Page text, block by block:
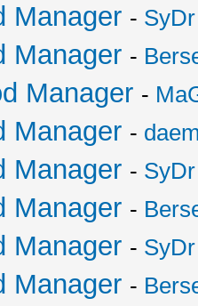
Manager - SyDr
Manager -
Manager -
Manager -
Manager - SyDr
Manager -
Manager - SyDr
Manager -